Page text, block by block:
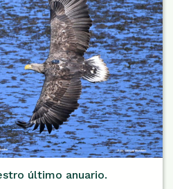
último anuario.